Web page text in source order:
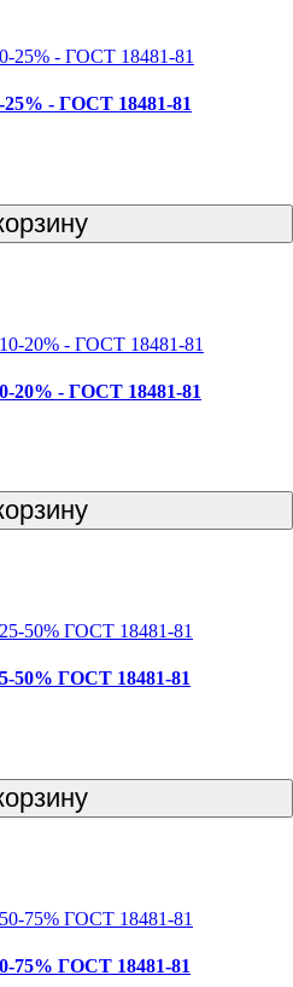
- ГОСТ 18481-81
20% - ГОСТ 18481-81
50% ГОСТ 18481-81
75% ГОСТ 18481-81